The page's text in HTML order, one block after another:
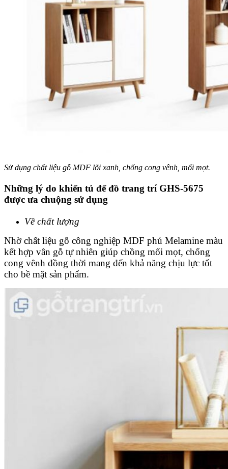
Sử dụng chất liệu gỗ MDF lõi xanh, chống cong vênh, mối mọt.
Những lý do khiến tủ để đồ trang trí GHS-5675
được ưa chuộng sử dụng
Về chất lượng
Nhờ chất liệu gỗ công nghiệp MDF phủ Melamine màu
kết hợp vân gỗ tự nhiên giúp chồng mối mọt, chống
cong vênh đồng thời mang đến khả năng chịu lực tốt
cho bề mặt sản phẩm.